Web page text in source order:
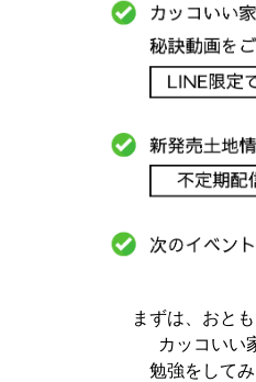
まずは、おと
カッコいい
勉強をして